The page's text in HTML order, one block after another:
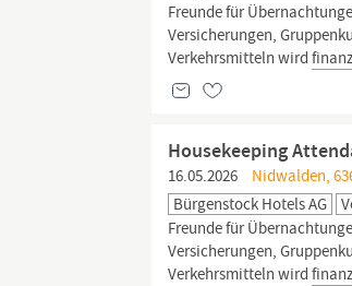
Freunde für
Versicherungen,
Verkehrsmitteln wird
Housekeeping
16.05.2026
Nidwalden,
Bürgenstock Hotels AG
Freunde für
Versicherungen,
Verkehrsmitteln wird